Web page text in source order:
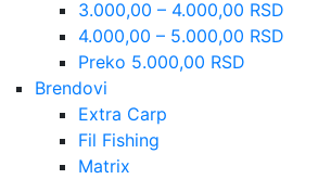
3.000,00 – 4.000,00 RSD
4.000,00 – 5.000,00 RSD
Preko 5.000,00 RSD
Brendovi
Extra Carp
Fil Fishing
Matrix